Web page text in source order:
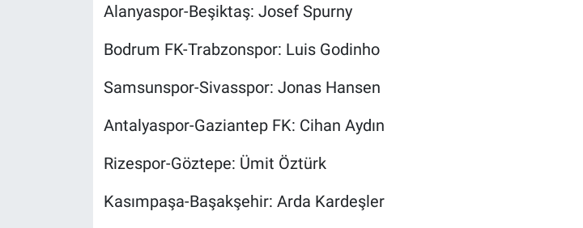
Alanyaspor-Beşiktaş: Josef Spurny
Bodrum FK-Trabzonspor: Luis Godinho
Samsunspor-Sivasspor: Jonas Hansen
Antalyaspor-Gaziantep FK: Cihan Aydın
Rizespor-Göztepe: Ümit Öztürk
Kasımpaşa-Başakşehir: Arda Kardeşler
Programlar
Teknoloji